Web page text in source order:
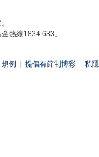
熱線1834 633。
規例 提倡有節制博彩 私